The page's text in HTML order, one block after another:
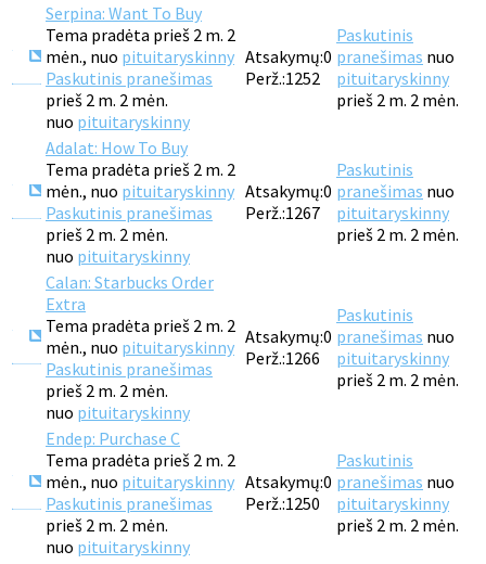
Serpina: Want To Buy
Tema pradėta prieš 2 m. 2
mėn., nuo pituitaryskinny
Paskutinis pranešimas
prieš 2 m. 2 mėn.
nuo pituitaryskinny
Atsakymų:0
Perž.:1252
Paskutinis
pranešimas nuo
pituitaryskinny
prieš 2 m. 2 mėn.
Adalat: How To Buy
Tema pradėta prieš 2 m. 2
mėn., nuo pituitaryskinny
Paskutinis pranešimas
prieš 2 m. 2 mėn.
nuo pituitaryskinny
Atsakymų:0
Perž.:1267
Paskutinis
pranešimas nuo
pituitaryskinny
prieš 2 m. 2 mėn.
Calan: Starbucks Order
Extra
Tema pradėta prieš 2 m. 2
mėn., nuo pituitaryskinny
Paskutinis pranešimas
prieš 2 m. 2 mėn.
nuo pituitaryskinny
Atsakymų:0
Perž.:1266
Paskutinis
pranešimas nuo
pituitaryskinny
prieš 2 m. 2 mėn.
Endep: Purchase C
Tema pradėta prieš 2 m. 2
mėn., nuo pituitaryskinny
Paskutinis pranešimas
prieš 2 m. 2 mėn.
nuo pituitaryskinny
Atsakymų:0
Perž.:1250
Paskutinis
pranešimas nuo
pituitaryskinny
prieš 2 m. 2 mėn.